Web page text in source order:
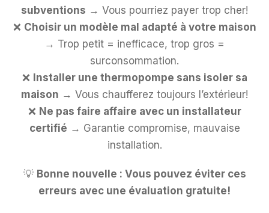
subventions → Vous pourriez payer trop cher!
❌ Choisir un modèle mal adapté à votre maison
→ Trop petit = inefficace, trop gros =
surconsommation.
❌ Installer une thermopompe sans isoler sa
maison → Vous chaufferez toujours l’extérieur!
❌ Ne pas faire affaire avec un installateur
certifié → Garantie compromise, mauvaise
installation.
💡 Bonne nouvelle : Vous pouvez éviter ces
erreurs avec une évaluation gratuite!